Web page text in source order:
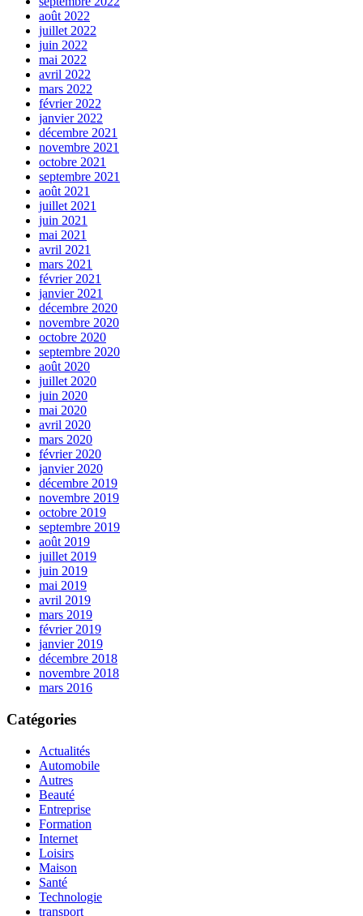
août 2022
juillet 2022
juin 2022
mai 2022
avril 2022
mars 2022
février 2022
janvier 2022
décembre 2021
novembre 2021
octobre 2021
septembre 2021
août 2021
juillet 2021
juin 2021
mai 2021
avril 2021
mars 2021
février 2021
janvier 2021
décembre 2020
novembre 2020
octobre 2020
septembre 2020
août 2020
juillet 2020
juin 2020
mai 2020
avril 2020
mars 2020
février 2020
janvier 2020
décembre 2019
novembre 2019
octobre 2019
septembre 2019
août 2019
juillet 2019
juin 2019
mai 2019
avril 2019
mars 2019
février 2019
janvier 2019
décembre 2018
novembre 2018
mars 2016
Catégories
Actualités
Automobile
Autres
Beauté
Entreprise
Formation
Internet
Loisirs
Maison
Santé
Technologie
transport